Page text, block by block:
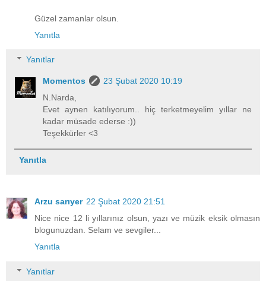
Güzel zamanlar olsun.
Yanıtla
Yanıtlar
Momentos
23 Şubat 2020 10:19
N.Narda,
Evet aynen katılıyorum.. hiç terketmeyelim yıllar ne
kadar müsade ederse :))
Teşekkürler <3
Yanıtla
Arzu sarıyer 22 Şubat 2020 21:51
Nice nice 12 li yıllarınız olsun, yazı ve müzik eksik olmasın
blogunuzdan. Selam ve sevgiler...
Yanıtla
Yanıtlar